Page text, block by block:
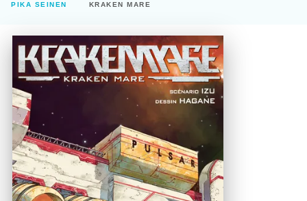
PIKA SEINEN KRAKEN MARE